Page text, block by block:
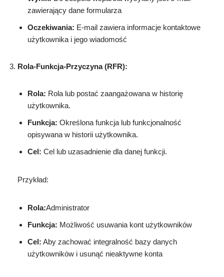
zawierający dane formularza
Oczekiwania: E-mail zawiera informacje kontaktowe
użytkownika i jego wiadomość
Rola-Funkcja-Przyczyna (RFR):
Rola: Rola lub postać zaangażowana w historię
użytkownika.
Funkcja: Określona funkcja lub funkcjonalność
opisywana w historii użytkownika.
Cel: Cel lub uzasadnienie dla danej funkcji.
Przykład:
Rola:Administrator
Funkcja: Możliwość usuwania kont użytkowników
Cel: Aby zachować integralność bazy danych
użytkowników i usunąć nieaktywne konta